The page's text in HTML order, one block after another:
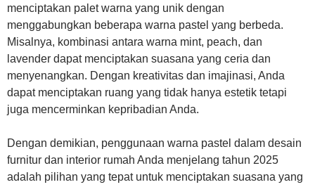
menciptakan palet warna yang unik dengan
menggabungkan beberapa warna pastel yang berbeda.
Misalnya, kombinasi antara warna mint, peach, dan
lavender dapat menciptakan suasana yang ceria dan
menyenangkan. Dengan kreativitas dan imajinasi, Anda
dapat menciptakan ruang yang tidak hanya estetik tetapi
juga mencerminkan kepribadian Anda.
Dengan demikian, penggunaan warna pastel dalam desain
furnitur dan interior rumah Anda menjelang tahun 2025
adalah pilihan yang tepat untuk menciptakan suasana yang